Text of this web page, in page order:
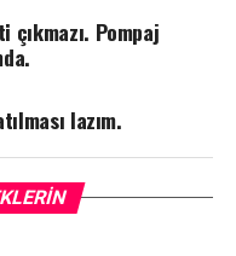
çıkmazı. Pompaj
lazım.